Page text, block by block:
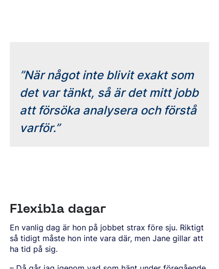
”När något inte blivit exakt som
det var tänkt, så är det mitt jobb
att försöka analysera och förstå
varför.”
Flexibla dagar
En vanlig dag är hon på jobbet strax före sju. Riktigt
så tidigt måste hon inte vara där, men Jane gillar att
ha tid på sig.